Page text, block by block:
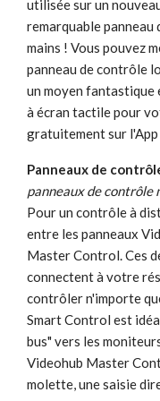
utilisée sur un
remarquable
mains ! Vous pouvez
panneau de contrôle
un moyen fantastique
à écran tactile pour
gratuitement sur
Panneaux de
panneaux de contrôle
Pour un contrôle à
entre les panneaux
Master Control. Ces
connectent à votre
contrôler n'importe
Smart Control est
bus" vers les
Videohub Master
molette, une saisie